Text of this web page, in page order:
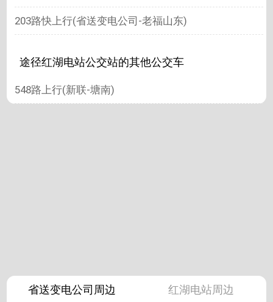
203路快上行(省送变电公司-老福山东)
途径红湖电站公交站的其他公交车
548路上行(新联-塘南)
省送变电公司周边 红湖电站周边